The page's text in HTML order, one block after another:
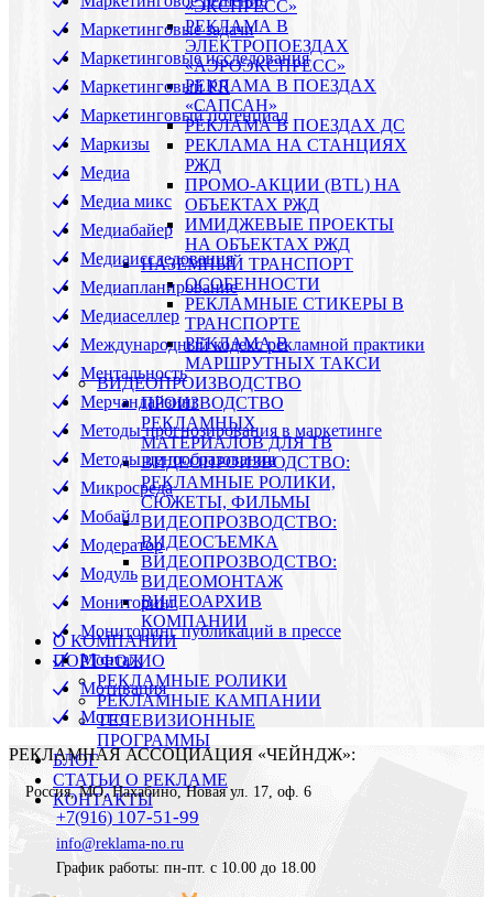
«ЭКСПРЕСС»
РЕКЛАМА В
ЭЛЕКТРОПОЕЗДАХ
«АЭРОЭКСПРЕСС»
РЕКЛАМА В ПОЕЗДАХ
«САПСАН»
РЕКЛАМА В ПОЕЗДАХ ДС
РЕКЛАМА НА СТАНЦИЯХ
РЖД
ПРОМО-АКЦИИ (BTL) НА
ОБЪЕКТАХ РЖД
ИМИДЖЕВЫЕ ПРОЕКТЫ
НА ОБЪЕКТАХ РЖД
НАЗЕМНЫЙ ТРАНСПОРТ
ОСОБЕННОСТИ
РЕКЛАМНЫЕ СТИКЕРЫ В
ТРАНСПОРТЕ
РЕКЛАМА В
МАРШРУТНЫХ ТАКСИ
ВИДЕОПРОИЗВОДСТВО
ПРОИЗВОДСТВО
РЕКЛАМНЫХ
МАТЕРИАЛОВ ДЛЯ ТВ
ВИДЕОПРОИЗВОДСТВО:
РЕКЛАМНЫЕ РОЛИКИ,
СЮЖЕТЫ, ФИЛЬМЫ
ВИДЕОПРОЗВОДСТВО:
ВИДЕОСЪЕМКА
ВИДЕОПРОЗВОДСТВО:
ВИДЕОМОНТАЖ
ВИДЕОАРХИВ
КОМПАНИИ
О КОМПАНИИ
ПОРТФОЛИО
РЕКЛАМНЫЕ РОЛИКИ
РЕКЛАМНЫЕ КАМПАНИИ
ТЕЛЕВИЗИОННЫЕ
ПРОГРАММЫ
БЛОГ
СТАТЬИ О РЕКЛАМЕ
КОНТАКТЫ
Маркетинговые задачи
Маркетинговые исследования
Маркетинговый PR
Маркетинговый потенциал
Маркизы
Медиа
Медиа микс
Медиабайер
Медиаисследования
Медиапланирование
Медиаселлер
Международный кодекс рекламной практики
Ментальность
Мерчандайзинг
Методы прогнозирования в маркетинге
Методы ценообразования
Микросреда
Мобайл
Модератор
Модуль
Мониторинг
Мониторинг публикаций в прессе
Монтаж
Мотивация
Мотто
РЕКЛАМНАЯ АССОЦИАЦИЯ «ЧЕЙНДЖ»:
Россия,МО, Нахабино,Новая ул. 17, оф. 6
+7(916) 107-51-99
info@reklama-no.ru
График работы: пн-пт. с 10.00 до 18.00